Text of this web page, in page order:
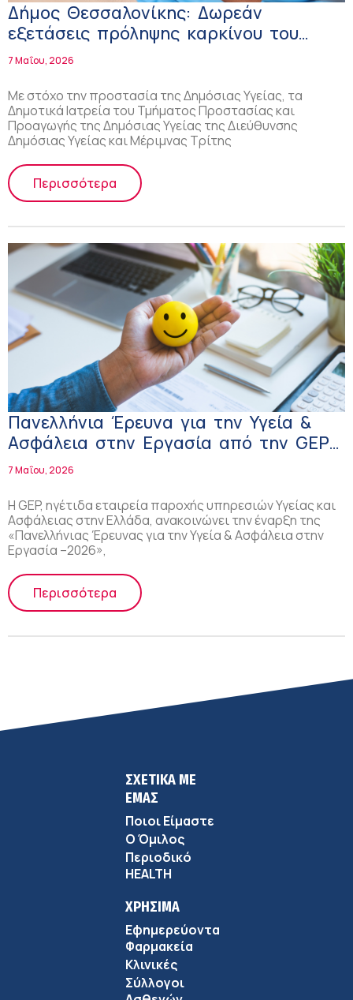
Δήμος Θεσσαλονίκης: Δωρεάν
εξετάσεις πρόληψης καρκίνου του
δέρματος
7 Μαΐου, 2026
Με στόχο την προστασία της Δημόσιας Υγείας, τα
Δημοτικά Ιατρεία του Τμήματος Προστασίας και
Προαγωγής της Δημόσιας Υγείας της Διεύθυνσης
Δημόσιας Υγείας και Μέριμνας Τρίτης
Περισσότερα
Πανελλήνια Έρευνα για την Υγεία &
Ασφάλεια στην Εργασία από την GEP
και το ΔΠΘ
7 Μαΐου, 2026
Η GEP, ηγέτιδα εταιρεία παροχής υπηρεσιών Υγείας και
Ασφάλειας στην Ελλάδα, ανακοινώνει την έναρξη της
«Πανελλήνιας Έρευνας για την Υγεία & Ασφάλεια στην
Εργασία –2026»,
Περισσότερα
ΣΧΕΤΙΚΑ ΜΕ
ΕΜΑΣ
Ποιοι Είμαστε
Ο Όμιλος
Περιοδικό
HEALTH
ΧΡΗΣΙΜΑ
Εφημερεύοντα
Φαρμακεία
Κλινικές
Σύλλογοι